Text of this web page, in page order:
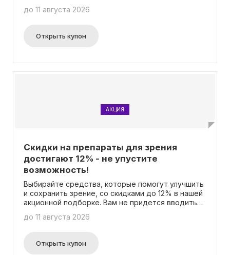
Важно отметить, что для его использования не
до 11 августа 2026
Открыть купон
АКЦИЯ
Скидки на препараты для зрения
достигают 12% - не упустите
возможность!
Выбирайте средства, которые помогут улучшить
и сохранить зрение, со скидками до 12% в нашей
акционной подборке. Вам не придется вводить
выбранным товарам. Не упустите возможность
до 11 августа 2026
Открыть купон